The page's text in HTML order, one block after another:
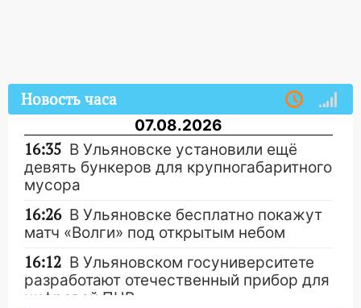
Новость часа
07.08.2026
16:35 В Ульяновске установили ещё
девять бункеров для крупногабаритного
мусора
16:26 В Ульяновске бесплатно покажут
матч «Волги» под открытым небом
16:12 В Ульяновском госуниверситете
разработают отечественный прибор для
цифровой ПЦР